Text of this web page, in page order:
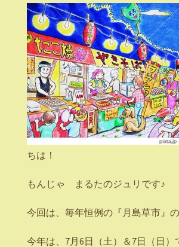
ちは！
もんじゃ まるたのジュリです♪
今回は、毎年恒例の『月島草市』の
今年は、7月6日（土）＆7日（日）